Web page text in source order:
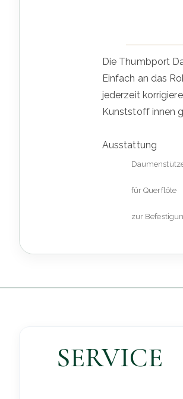
Die Thumbport
Einfach an das
jederzeit
Kunststoff innen
Ausstattung
für Querflöte
zur
SERVICE